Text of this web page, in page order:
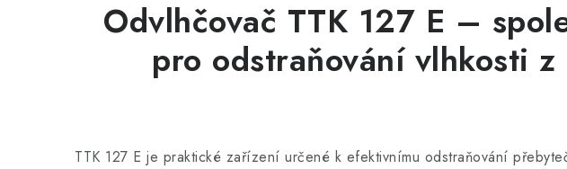
Odvlhčovač TTK 127 E –
pro odstraňování vlhkosti
TTK 127 E je praktické zařízení určené k efektivnímu odstraňování